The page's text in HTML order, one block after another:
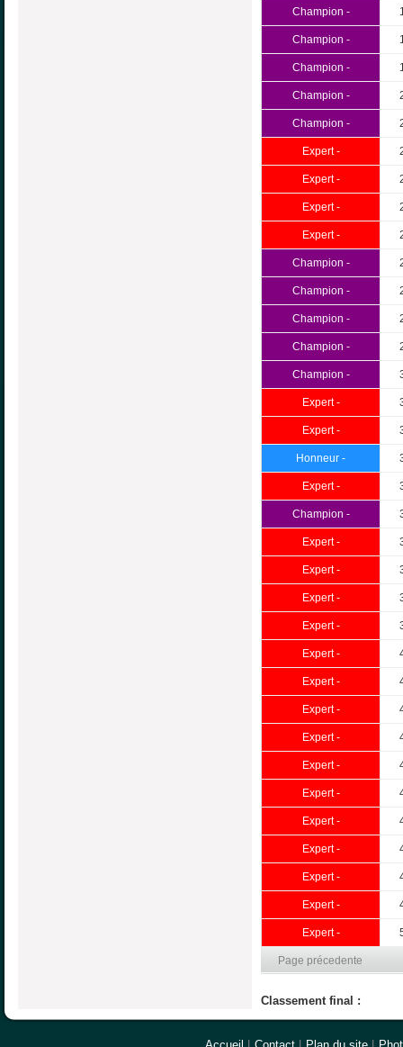
Champion -
Champion -
Champion -
Champion -
Champion -
Expert -
Expert -
Expert -
Expert -
Champion -
Champion -
Champion -
Champion -
Champion -
Expert -
Expert -
Honneur -
Expert -
Champion -
Expert -
Expert -
Expert -
Expert -
Expert -
Expert -
Expert -
Expert -
Expert -
Expert -
Expert -
Expert -
Expert -
Expert -
Expert -
Page précedente
Classement final :